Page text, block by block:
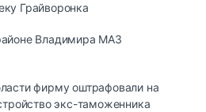
Грайворонка
Владимира МАЗ
фирму оштрафовали на
экс-таможенника